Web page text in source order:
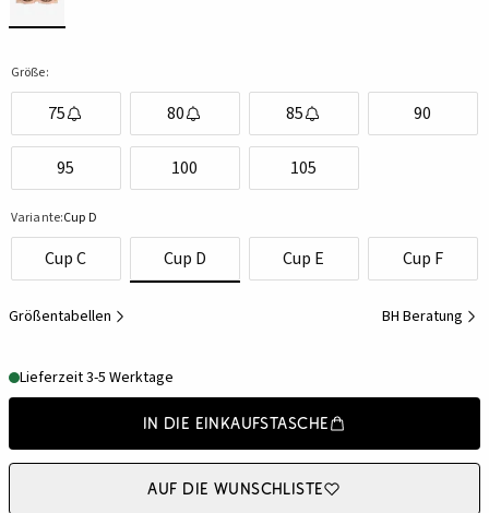
Größe:
75 80 85 90
95 100 105
Variante:Cup D
Cup C Cup D Cup E Cup F
Größentabellen BH Beratung
Lieferzeit 3-5 Werktage
In die Einkaufstasche
Auf die Wunschliste